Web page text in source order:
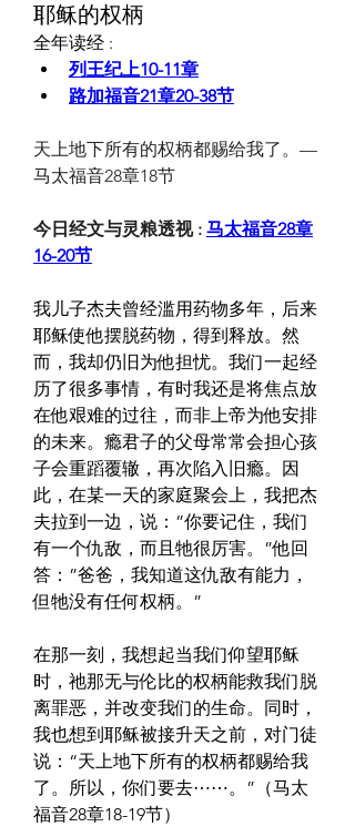
耶稣的权柄
全年读经 :
列王纪上10-11章
路加福音21章20-38节
天上地下所有的权柄都赐给我了。—
马太福音28章18节
今日经文与灵粮透视 : 马太福音28章
16-20节
我儿子杰夫曾经滥用药物多年，后来
耶稣使他摆脱药物，得到释放。然
而，我却仍旧为他担忧。我们一起经
历了很多事情，有时我还是将焦点放
在他艰难的过往，而非上帝为他安排
的未来。瘾君子的父母常常会担心孩
子会重蹈覆辙，再次陷入旧瘾。因
此，在某一天的家庭聚会上，我把杰
夫拉到一边，说：”你要记住，我们
有一个仇敌，而且牠很厉害。”他回
答：”爸爸，我知道这仇敌有能力，
但牠没有任何权柄。”
在那一刻，我想起当我们仰望耶稣
时，祂那无与伦比的权柄能救我们脱
离罪恶，并改变我们的生命。同时，
我也想到耶稣被接升天之前，对门徒
说：“天上地下所有的权柄都赐给我
了。所以，你们要去⋯⋯。”（马太
福音28章18-19节）